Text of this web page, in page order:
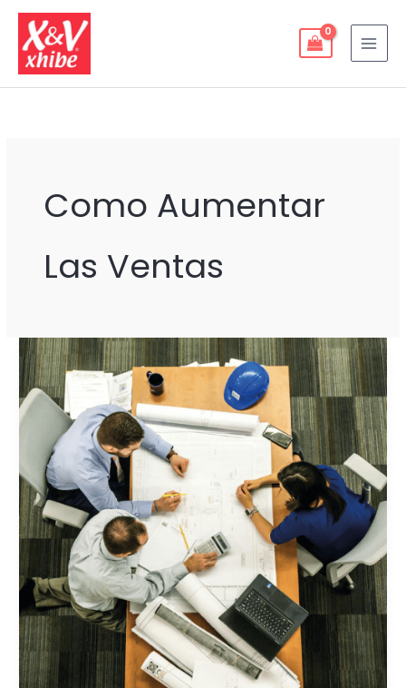
contenido
Como Aumentar
Las Ventas
PLANEACIÓN
ESTRATÉGICA
PARA
PyMEs:
Clave
para
vender
más
en
punto
de
venta